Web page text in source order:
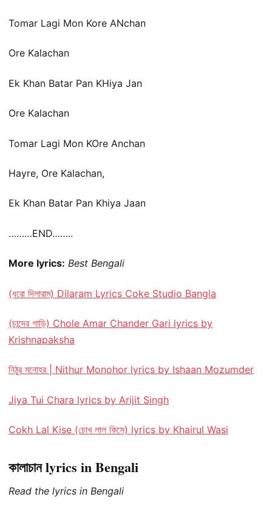
Tomar Lagi Mon Kore ANchan
Ore Kalachan
Ek Khan Batar Pan KHiya Jan
Ore Kalachan
Tomar Lagi Mon KOre Anchan
Hayre, Ore Kalachan,
Ek Khan Batar Pan Khiya Jaan
………END……..
More lyrics: Best Bengali
(ধরো দিলারাম) Dilaram Lyrics Coke Studio Bangla
(চান্দের গাড়ি) Chole Amar Chander Gari lyrics by
Krishnapaksha
নিঠুর মনোহর | Nithur Monohor lyrics by Ishaan Mozumder
Jiya Tui Chara lyrics by Arijit Singh
Cokh Lal Kise (চোখ লাল কিসে) lyrics by Khairul Wasi
কালাচান lyrics in Bengali
Read the lyrics in Bengali